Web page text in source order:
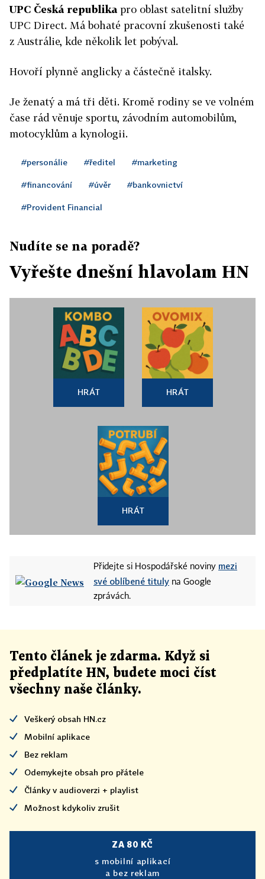
UPC Česká republikapro oblast satelitní služby
UPC Direct. Má bohaté pracovní zkušenosti také
z Austrálie, kde několik let pobýval.
Hovoří plynně anglicky a částečně italsky.
Je ženatý a má tři děti. Kromě rodiny se ve volném
čase rád věnuje sportu, závodním automobilům,
motocyklům a kynologii.
#personálie #ředitel #marketing
#financování #úvěr #bankovnictví
#Provident Financial
Nudíte se na poradě?
Vyřešte dnešní hlavolam HN
HRÁT HRÁT
HRÁT
Přidejte si Hospodářské noviny mezi
své oblíbené tituly na Google
zprávách.
Tento článek je zdarma. Když si
předplatíte HN, budete moci číst
všechny naše články.
Veškerý obsah HN.cz
Mobilní aplikace
Bez reklam
Odemykejte obsah pro přátele
Články v audioverzi + playlist
Možnost kdykoliv zrušit
ZA 80 KČ
s mobilní aplikací
a bez reklam